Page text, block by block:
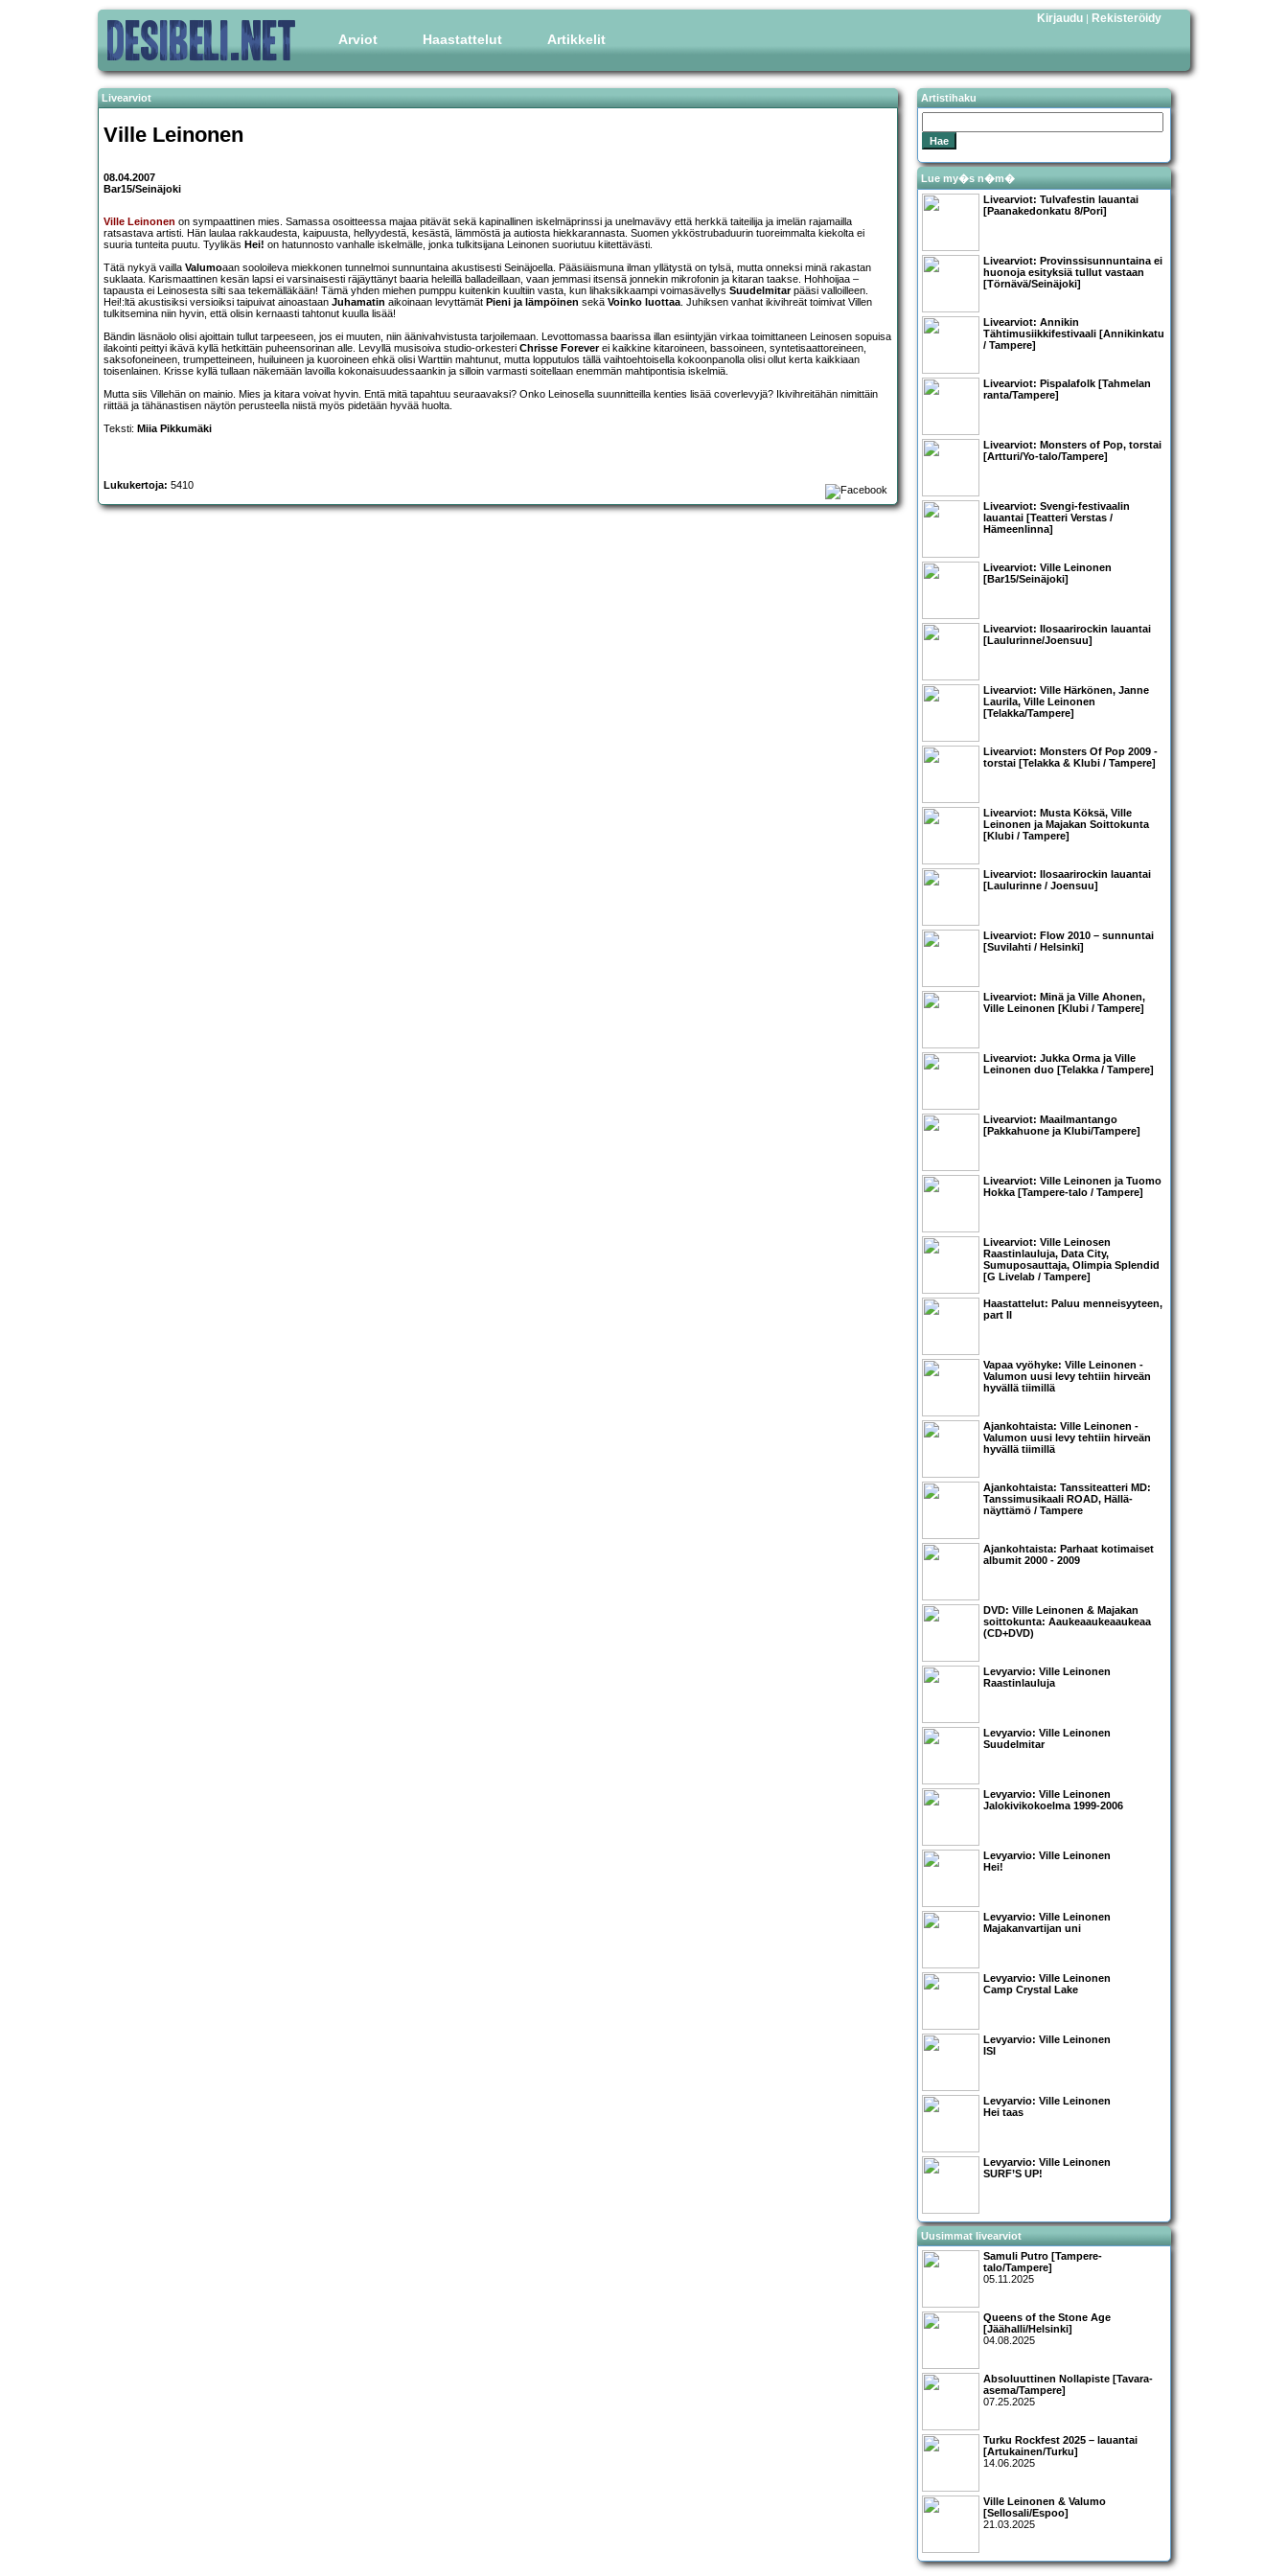
Arviot Haastattelut Artikkelit
Kirjaudu | Rekisteröidy
Livearviot
Ville Leinonen
08.04.2007
Bar15/Seinäjoki
Ville Leinonen on sympaattinen mies. Samassa osoitteessa majaa pitävät sekä kapinallinen iskelmäprinssi ja unelmavävy että herkkä taiteilija ja imelän rajamailla
ratsastava artisti. Hän laulaa rakkaudesta, kaipuusta, hellyydestä, kesästä, lämmöstä ja autiosta hiekkarannasta. Suomen ykköstrubaduurin tuoreimmalta kiekolta ei
suuria tunteita puutu. Tyylikäs Hei! on hatunnosto vanhalle iskelmälle, jonka tulkitsijana Leinonen suoriutuu kiitettävästi.
Tätä nykyä vailla Valumoaan sooloileva miekkonen tunnelmoi sunnuntaina akustisesti Seinäjoella. Pääsiäismuna ilman yllätystä on tylsä, mutta onneksi minä rakastan
suklaata. Karismaattinen kesän lapsi ei varsinaisesti räjäyttänyt baaria heleillä balladeillaan, vaan jemmasi itsensä jonnekin mikrofonin ja kitaran taakse. Hohhoijaa –
tapausta ei Leinosesta silti saa tekemälläkään! Tämä yhden miehen pumppu kuitenkin kuultiin vasta, kun lihaksikkaampi voimasävellys Suudelmitarpääsi valloilleen.
Hei!:ltä akustisiksi versioiksi taipuivat ainoastaan Juhamatin aikoinaan levyttämät Pieni ja lämpöinen sekä Voinko luottaa. Juhiksen vanhat ikivihreät toimivat Villen
tulkitsemina niin hyvin, että olisin kernaasti tahtonut kuulla lisää!
Bändin läsnäolo olisi ajoittain tullut tarpeeseen, jos ei muuten, niin äänivahvistusta tarjoilemaan. Levottomassa baarissa illan esiintyjän virkaa toimittaneen Leinosen sopuisa
ilakointi peittyi ikävä kyllä hetkittäin puheensorinan alle. Levyllä musisoiva studio-orkesteri Chrisse Foreverei kaikkine kitaroineen, bassoineen, syntetisaattoreineen,
saksofoneineen, trumpetteineen, huiluineen ja kuoroineen ehkä olisi Warttiin mahtunut, mutta lopputulos tällä vaihtoehtoisella kokoonpanolla olisi ollut kerta kaikkiaan
toisenlainen. Krisse kyllä tullaan näkemään lavoilla kokonaisuudessaankin ja silloin varmasti soitellaan enemmän mahtipontisia iskelmiä.
Mutta siis Villehän on mainio. Mies ja kitara voivat hyvin. Entä mitä tapahtuu seuraavaksi? Onko Leinosella suunnitteilla kenties lisää coverlevyjä? Ikivihreitähän nimittäin
riittää ja tähänastisen näytön perusteella niistä myös pidetään hyvää huolta.
Teksti: Miia Pikkumäki
Lukukertoja: 5410
Artistihaku
Lue my�s n�m�
Livearviot: Tulvafestin lauantai
[Paanakedonkatu 8/Pori]
Livearviot: Provinssisunnuntaina ei
huonoja esityksiä tullut vastaan
[Törnävä/Seinäjoki]
Livearviot: Annikin
Tähtimusiikkifestivaali [Annikinkatu
/ Tampere]
Livearviot: Pispalafolk [Tahmelan
ranta/Tampere]
Livearviot: Monsters of Pop, torstai
[Artturi/Yo-talo/Tampere]
Livearviot: Svengi-festivaalin
lauantai [Teatteri Verstas /
Hämeenlinna]
Livearviot: Ville Leinonen
[Bar15/Seinäjoki]
Livearviot:
Ilosaarirockin lauantai
[Laulurinne/Joensuu]
Livearviot: Ville Härkönen, Janne
Laurila, Ville Leinonen
[Telakka/Tampere]
Livearviot: Monsters Of Pop 2009 -
torstai [Telakka & Klubi / Tampere]
Livearviot: Musta Köksä, Ville
Leinonen ja Majakan Soittokunta
[Klubi / Tampere]
Livearviot:
Ilosaarirockin lauantai
[Laulurinne / Joensuu]
Livearviot: Flow 2010 – sunnuntai
[Suvilahti / Helsinki]
Livearviot: Minä ja Ville Ahonen,
Ville Leinonen [Klubi / Tampere]
Livearviot: Jukka OrmajaVille
Leinonen duo [Telakka / Tampere]
Livearviot: Maailmantango
[Pakkahuone ja Klubi/Tampere]
Livearviot: Ville Leinonen jaTuomo
Hokka[Tampere-talo / Tampere]
Livearviot: Ville Leinosen
Raastinlauluja, Data City,
Sumuposauttaja, Olimpia Splendid
[G Livelab / Tampere]
Haastattelut: Paluu menneisyyteen,
part II
Vapaa vyöhyke: Ville Leinonen -
Valumon uusi levy tehtiin hirveän
hyvällä tiimillä
Ajankohtaista: Ville Leinonen -
Valumon uusi levy tehtiin hirveän
hyvällä tiimillä
Ajankohtaista: Tanssiteatteri MD:
Tanssimusikaali ROAD, Hällä-
näyttämö / Tampere
Ajankohtaista: Parhaat kotimaiset
albumit 2000 - 2009
DVD: Ville Leinonen & Majakan
soittokunta: Aaukeaaukeaaukeaa
(CD+DVD)
Levyarvio: Ville Leinonen
Raastinlauluja
Levyarvio: Ville Leinonen
Suudelmitar
Levyarvio: Ville Leinonen
Jalokivikokoelma 1999-2006
Levyarvio: Ville Leinonen
Hei!
Levyarvio: Ville Leinonen
Majakanvartijan uni
Levyarvio: Ville Leinonen
Camp Crystal Lake
Levyarvio: Ville Leinonen
ISI
Levyarvio: Ville Leinonen
Hei taas
Levyarvio: Ville Leinonen
SURF’S UP!
Uusimmat livearviot
Samuli Putro [Tampere-
talo/Tampere]
05.11.2025
Queens of the Stone Age
[Jäähalli/Helsinki]
04.08.2025
Absoluuttinen Nollapiste [Tavara-
asema/Tampere]
07.25.2025
Turku Rockfest 2025 – lauantai
[Artukainen/Turku]
14.06.2025
Ville Leinonen & Valumo
[Sellosali/Espoo]
21.03.2025